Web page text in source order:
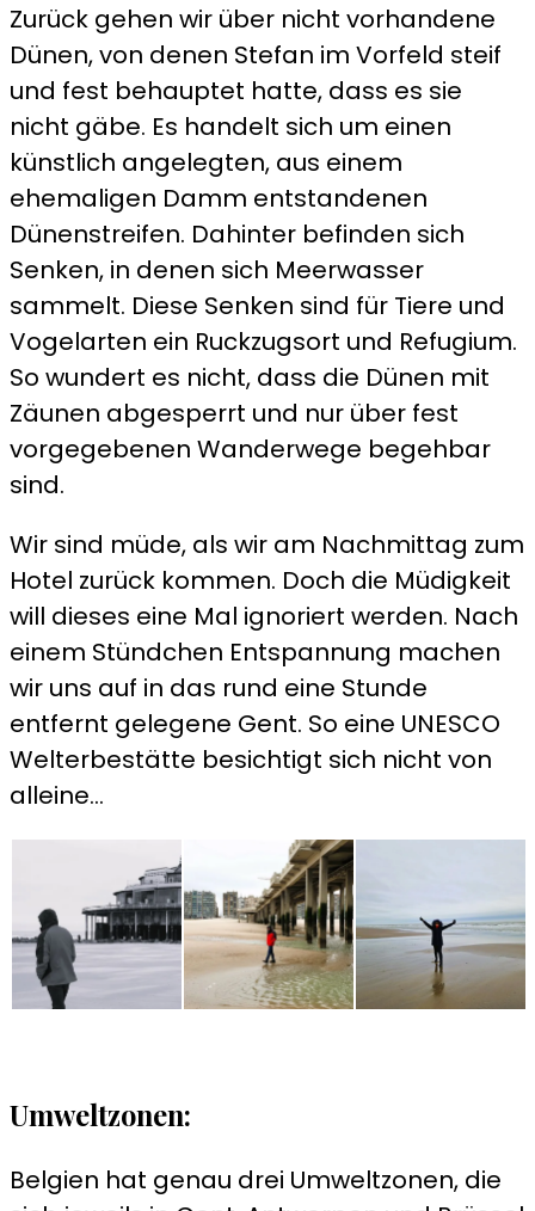
Zurück gehen wir über nicht vorhandene
Dünen, von denen Stefan im Vorfeld steif
und fest behauptet hatte, dass es sie
nicht gäbe. Es handelt sich um einen
künstlich angelegten, aus einem
ehemaligen Damm entstandenen
Dünenstreifen. Dahinter befinden sich
Senken, in denen sich Meerwasser
sammelt. Diese Senken sind für Tiere und
Vogelarten ein Ruckzugsort und Refugium.
So wundert es nicht, dass die Dünen mit
Zäunen abgesperrt und nur über fest
vorgegebenen Wanderwege begehbar
sind.
Wir sind müde, als wir am Nachmittag zum
Hotel zurück kommen. Doch die Müdigkeit
will dieses eine Mal ignoriert werden. Nach
einem Stündchen Entspannung machen
wir uns auf in das rund eine Stunde
entfernt gelegene Gent. So eine UNESCO
Welterbestätte besichtigt sich nicht von
alleine…
Umweltzonen:
Belgien hat genau drei Umweltzonen, die